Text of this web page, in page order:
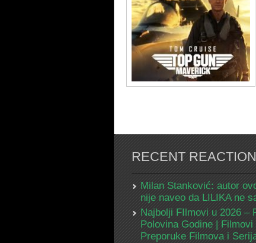
RECENT
Milan Stanković: autor
nije naveo da LILIKA ne
Najbolji FIlmovi u 2026 –
Polovina Godine | Filmovi
Preporuke Filmova i